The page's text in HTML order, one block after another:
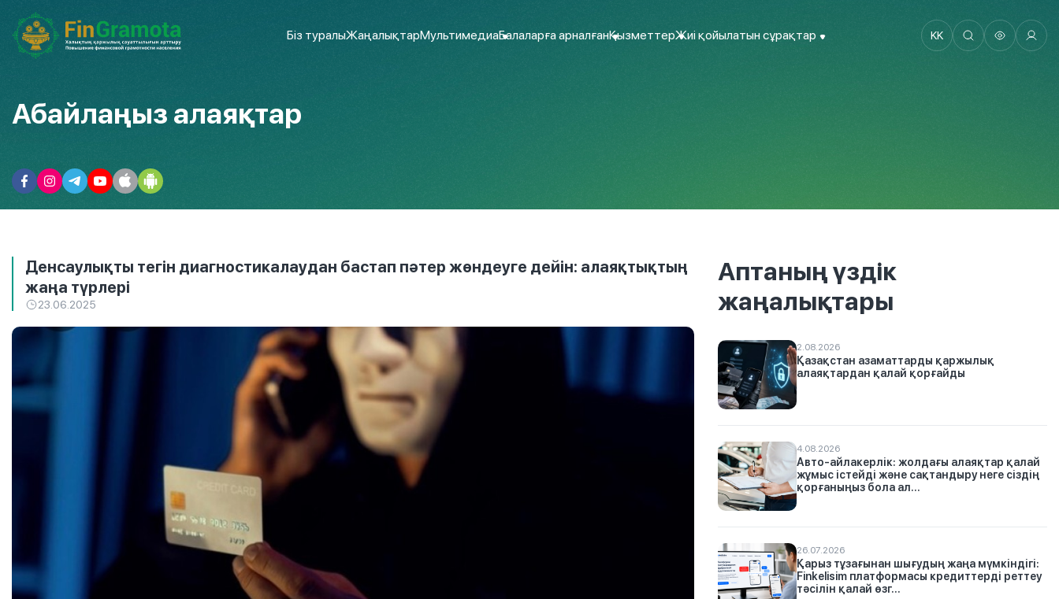
Біз туралыЖаңалықтарМультимедиаБалаларға арналғанҚызметтерЖиі қойылатын сұрақтар KK
Абайлаңыз алаяқтар
Денсаулықты тегін диагностикалаудан бастап пәтер жөндеуге дейін: алаяқтықтың
жаңа түрлері
23.06.2025
Аптаның үздік
жаңалықтары
2.08.2026
Қазақстан азаматтарды қаржылық
алаяқтардан қалай қорғайды
4.08.2026
Авто-айлакерлік: жолдағы алаяқтар қалай
жұмыс істейді және сақтандыру неге сіздің
қорғаныңыз бола ал...
26.07.2026
Қарыз тұзағынан шығудың жаңа мүмкіндігі:
Finkelisim платформасы кредиттерді реттеу
тәсілін қалай өзг...